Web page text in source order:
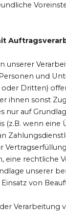
unserer
und
Dritten)
ihnen sonst
nur auf
(z.B. wenn
eine rechtliche
unserer
von
Verarbeitung